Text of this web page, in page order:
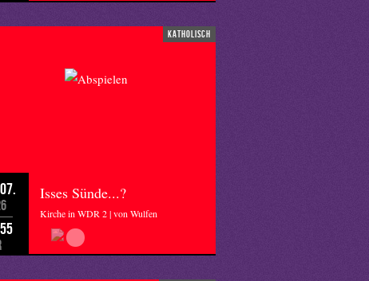
katholisch
Isses Sünde...?
Kirche in WDR 2 | von Wulfen